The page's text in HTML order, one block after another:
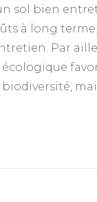
sol bien
à long
Par